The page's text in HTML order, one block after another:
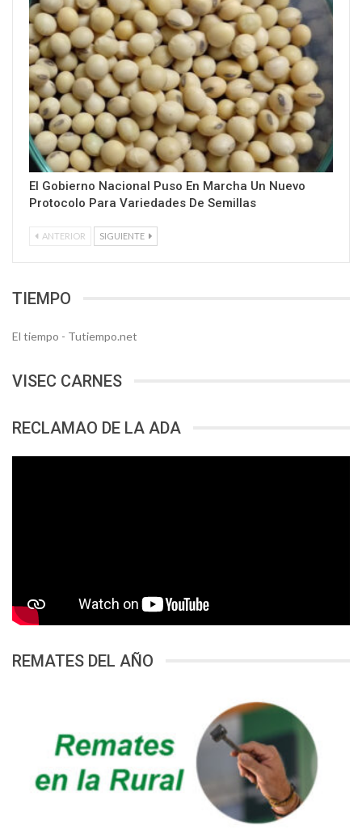
El Gobierno Nacional Puso En Marcha Un Nuevo
Protocolo Para Variedades De Semillas
ANTERIOR SIGUIENTE
TIEMPO
El tiempo - Tutiempo.net
VISEC CARNES
RECLAMAO DE LA ADA
REMATES DEL AÑO